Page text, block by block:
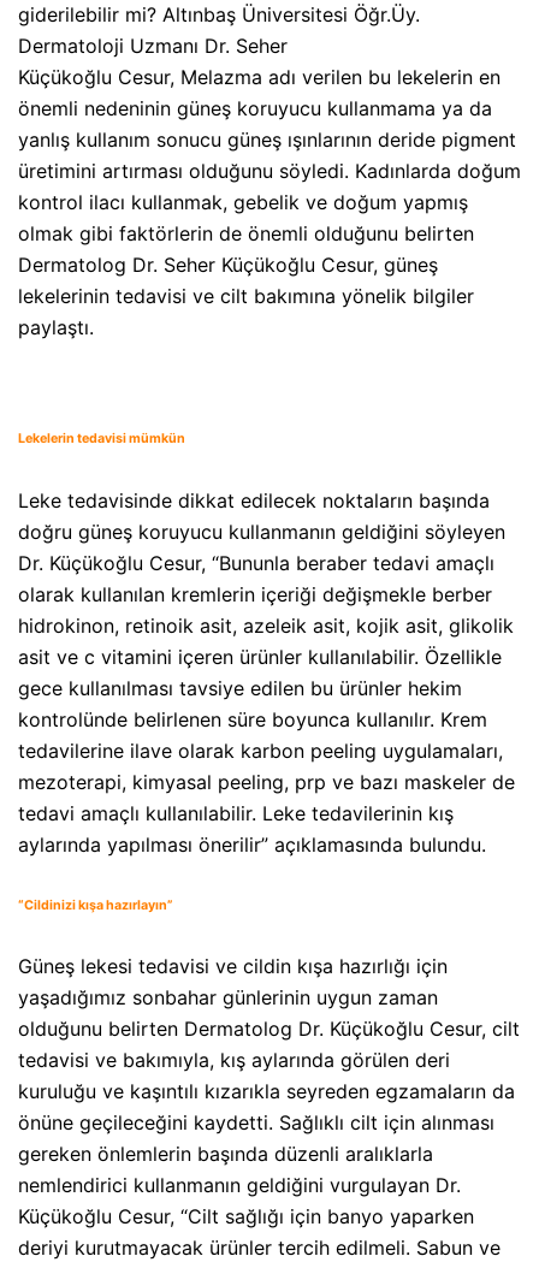
giderilebilir mi? Altınbaş Üniversitesi Öğr.Üy.
Dermatoloji Uzmanı Dr. Seher
Küçükoğlu Cesur, Melazma adı verilen bu lekelerin en
önemli nedeninin güneş koruyucu kullanmama ya da
yanlış kullanım sonucu güneş ışınlarının deride pigment
üretimini artırması olduğunu söyledi. Kadınlarda doğum
kontrol ilacı kullanmak, gebelik ve doğum yapmış
olmak gibi faktörlerin de önemli olduğunu belirten
Dermatolog Dr. Seher Küçükoğlu Cesur, güneş
lekelerinin tedavisi ve cilt bakımına yönelik bilgiler
paylaştı.
Lekelerin tedavisi mümkün
Leke tedavisinde dikkat edilecek noktaların başında
doğru güneş koruyucu kullanmanın geldiğini söyleyen
Dr. Küçükoğlu Cesur, “Bununla beraber tedavi amaçlı
olarak kullanılan kremlerin içeriği değişmekle berber
hidrokinon, retinoik asit, azeleik asit, kojik asit, glikolik
asit ve c vitamini içeren ürünler kullanılabilir. Özellikle
gece kullanılması tavsiye edilen bu ürünler hekim
kontrolünde belirlenen süre boyunca kullanılır. Krem
tedavilerine ilave olarak karbon peeling uygulamaları,
mezoterapi, kimyasal peeling, prp ve bazı maskeler de
tedavi amaçlı kullanılabilir. Leke tedavilerinin kış
aylarında yapılması önerilir” açıklamasında bulundu.
“Cildinizi kışa hazırlayın”
Güneş lekesi tedavisi ve cildin kışa hazırlığı için
yaşadığımız sonbahar günlerinin uygun zaman
olduğunu belirten Dermatolog Dr. Küçükoğlu Cesur, cilt
tedavisi ve bakımıyla, kış aylarında görülen deri
kuruluğu ve kaşıntılı kızarıkla seyreden egzamaların da
önüne geçileceğini kaydetti. Sağlıklı cilt için alınması
gereken önlemlerin başında düzenli aralıklarla
nemlendirici kullanmanın geldiğini vurgulayan Dr.
Küçükoğlu Cesur, “Cilt sağlığı için banyo yaparken
deriyi kurutmayacak ürünler tercih edilmeli. Sabun ve